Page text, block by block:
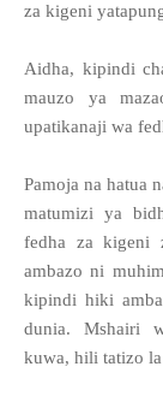
za kigeni
Aidha, kipindi
mauzo ya
upatikanaji wa
Pamoja na hatua
matumizi ya
fedha za kigeni
ambazo ni
kipindi hiki
dunia. Mshairi
kuwa, hili tatizo